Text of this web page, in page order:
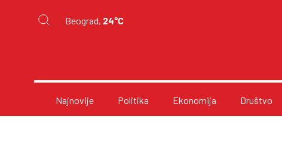
Beograd, 24°C
Najnovije Politika Ekonomija Društvo